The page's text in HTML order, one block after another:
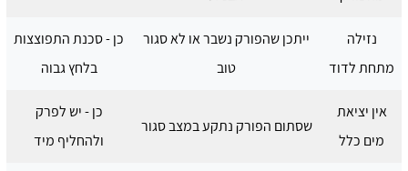
נזילה
מתחת לדוד
ייתכן שהפורק נשבר או לא סגור
טוב
כן - סכנת התפוצצות
בלחץ גבוה
אין יציאת
מים כלל
שסתום הפורק נתקע במצב סגור
כן - יש לפרק
ולהחליף מיד